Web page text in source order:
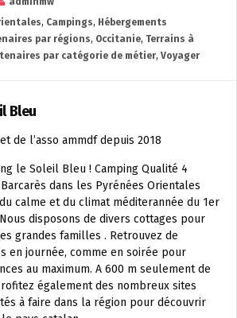
, Campings, Hébergements
par régions, Occitanie, Terrains à
par catégorie de métier, Voyager
Bleu
de l’asso ammdf depuis 2018
le Soleil Bleu ! Camping Qualité 4
dans les Pyrénées Orientales
calme et du climat méditerannée du 1er
disposons de divers cottages pour
grandes familles . Retrouvez de
en journée, comme en soirée pour
au maximum. A 600 m seulement de
également des nombreux sites
à faire dans la région pour découvrir